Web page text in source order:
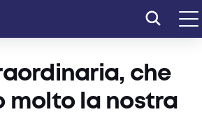
che
molto la nostra